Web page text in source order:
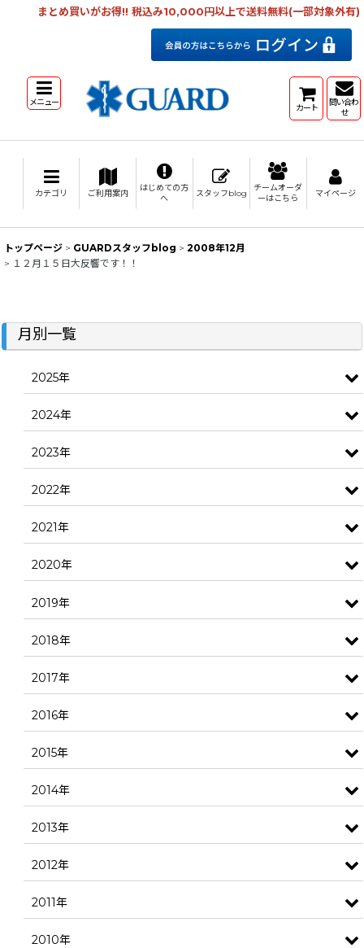
まとめ買いがお得!! 税込み10,000円以上で送料無料(一部対象外有)
メニュー カート
問い合わ
せ
カテゴリ ご利用案内
はじめての方
へ
スタッフblog
チームオーダ
ーはこちら
マイページ
トップページ > GUARDスタッフblog > 2008年12月
> １２月１５日大反響です！！
月別一覧
2025年
2024年
2023年
2022年
2021年
2020年
2019年
2018年
2017年
2016年
2015年
2014年
2013年
2012年
2011年
2010年